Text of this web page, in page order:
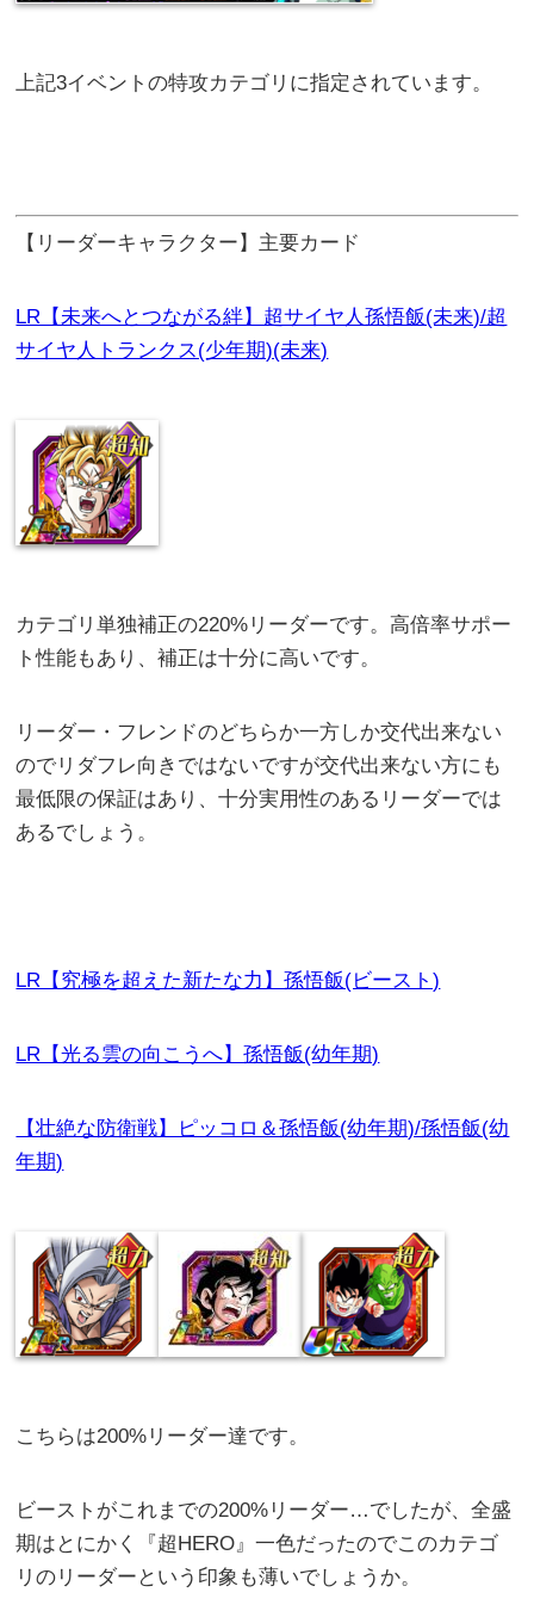
上記3イベントの特攻カテゴリに指定されています。
【リーダーキャラクター】主要カード
LR【未来へとつながる絆】超サイヤ人孫悟飯(未来)/超
サイヤ人トランクス(少年期)(未来)
カテゴリ単独補正の220%リーダーです。高倍率サポー
ト性能もあり、補正は十分に高いです。
リーダー・フレンドのどちらか一方しか交代出来ない
のでリダフレ向きではないですが交代出来ない方にも
最低限の保証はあり、十分実用性のあるリーダーでは
あるでしょう。
LR【究極を超えた新たな力】孫悟飯(ビースト)
LR【光る雲の向こうへ】孫悟飯(幼年期)
【壮絶な防衛戦】ピッコロ＆孫悟飯(幼年期)/孫悟飯(幼
年期)
こちらは200%リーダー達です。
ビーストがこれまでの200%リーダー…でしたが、全盛
期はとにかく『超HERO』一色だったのでこのカテゴ
リのリーダーという印象も薄いでしょうか。